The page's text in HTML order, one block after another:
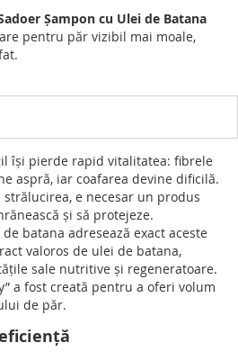
Șampon cu Ulei de Batana
pentru păr vizibil mai moale,
îşi pierde rapid vitalitatea: fibrele
aspră, iar coafarea devine dificilă.
e necesar un produs
şi să protejeze.
batana adresează exact aceste
valoros de ulei de batana,
sale nutritive şi regeneratoare.
a fost creată pentru a oferi volum
de păr.